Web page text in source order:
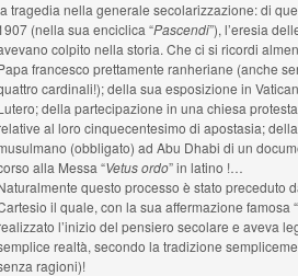
tragedia nella generale secolarizzazione: di
(nella sua enciclica “Pascendi”), l’eresia
colpito nella storia. Che ci si ricordi
francesco prettamente ranheriane (anche
cardinali!); della sua esposizione in
della partecipazione in una chiesa
al loro cinquecentesimo di apostasia;
(obbligato) ad Abu Dhabi di un
alla Messa “Vetus ordo” in latino !…
questo processo è stato preceduto
il quale, con la sua affermazione famosa “
l’inizio del pensiero secolare e aveva
realtà, secondo la tradizione
ragioni)!